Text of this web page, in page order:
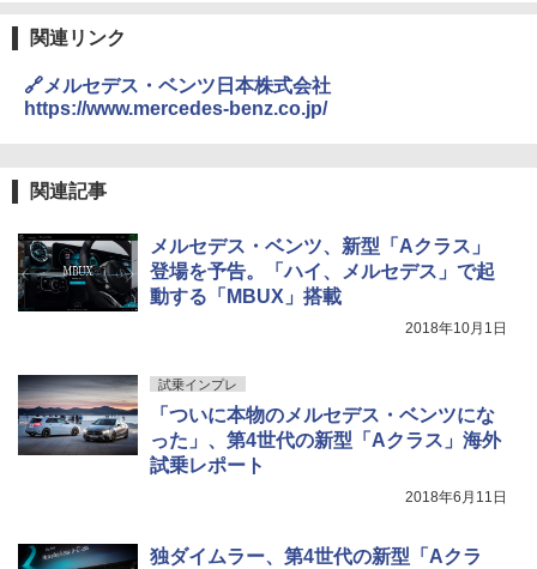
関連リンク
🔗メルセデス・ベンツ日本株式会社
https://www.mercedes-benz.co.jp/
関連記事
メルセデス・ベンツ、新型「Aクラス」
登場を予告。「ハイ、メルセデス」で起
動する「MBUX」搭載
2018年10月1日
試乗インプレ
「ついに本物のメルセデス・ベンツにな
った」、第4世代の新型「Aクラス」海外
試乗レポート
2018年6月11日
独ダイムラー、第4世代の新型「Aクラ